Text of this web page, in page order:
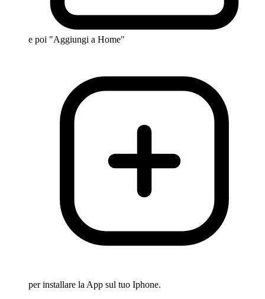
e poi "Aggiungi a Home"
per installare la App sul tuo Iphone.